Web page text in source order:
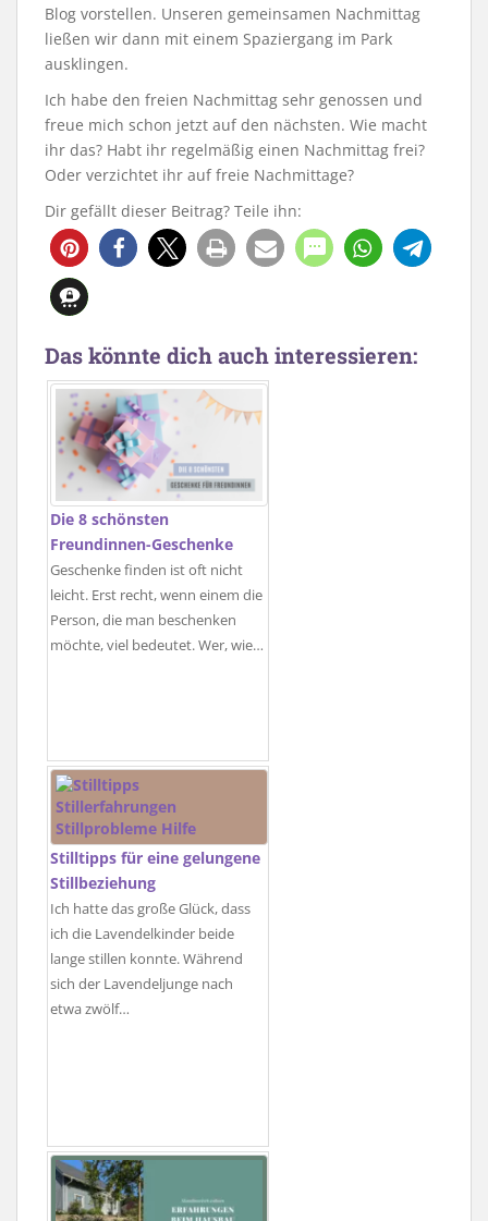
Blog vorstellen. Unseren gemeinsamen Nachmittag
ließen wir dann mit einem Spaziergang im Park
ausklingen.
Ich habe den freien Nachmittag sehr genossen und
freue mich schon jetzt auf den nächsten. Wie macht
ihr das? Habt ihr regelmäßig einen Nachmittag frei?
Oder verzichtet ihr auf freie Nachmittage?
Dir gefällt dieser Beitrag? Teile ihn:
Das könnte dich auch interessieren:
Die 8 schönsten
Freundinnen-Geschenke
Geschenke finden ist oft nicht
leicht. Erst recht, wenn einem die
Person, die man beschenken
möchte, viel bedeutet. Wer, wie…
Stilltipps für eine gelungene
Stillbeziehung
Ich hatte das große Glück, dass
ich die Lavendelkinder beide
lange stillen konnte. Während
sich der Lavendeljunge nach
etwa zwölf…